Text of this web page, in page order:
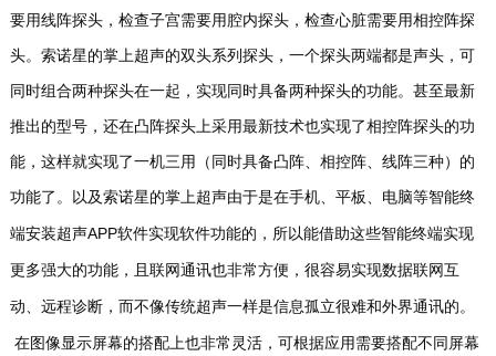
要用线阵探头，检查子宫需要用腔内探头，检查心脏需要用相控阵探
头。索诺星的掌上超声的双头系列探头，一个探头两端都是声头，可
同时组合两种探头在一起，实现同时具备两种探头的功能。甚至最新
推出的型号，还在凸阵探头上采用最新技术也实现了相控阵探头的功
能，这样就实现了一机三用（同时具备凸阵、相控阵、线阵三种）的
功能了。
以及索诺星的掌上超声由于是在手机、平板、电脑等智能终
端安装超声APP软件实现软件功能的，所以能借助这些智能终端实现
更多强大的功能，且联网通讯也非常方便，很容易实现数据联网互
动、远程诊断，而不像传统超声一样是信息孤立很难和外界通讯的。
在图像显示屏幕的搭配上也非常灵活，可根据应用需要搭配不同屏幕